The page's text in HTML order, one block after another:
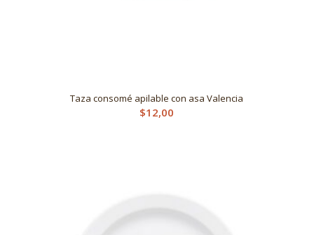
Taza consomé apilable con asa Valencia
$12,00